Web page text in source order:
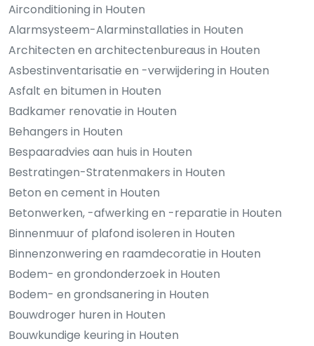
Airconditioning in Houten
Alarmsysteem-Alarminstallaties in Houten
Architecten en architectenbureaus in Houten
Asbestinventarisatie en -verwijdering in Houten
Asfalt en bitumen in Houten
Badkamer renovatie in Houten
Behangers in Houten
Bespaaradvies aan huis in Houten
Bestratingen-Stratenmakers in Houten
Beton en cement in Houten
Betonwerken, -afwerking en -reparatie in Houten
Binnenmuur of plafond isoleren in Houten
Binnenzonwering en raamdecoratie in Houten
Bodem- en grondonderzoek in Houten
Bodem- en grondsanering in Houten
Bouwdroger huren in Houten
Bouwkundige keuring in Houten